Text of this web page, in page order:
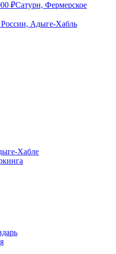
₽Сатурн, Фермерское
Адыге-Хабль
Хабле